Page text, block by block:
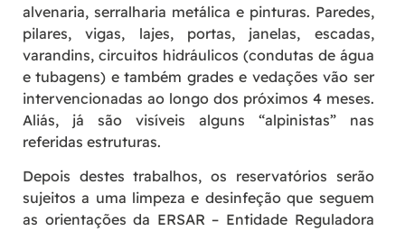
alvenaria, serralharia metálica e pinturas. Paredes,
pilares, vigas, lajes, portas, janelas, escadas,
varandins, circuitos hidráulicos (condutas de água
e tubagens) e também grades e vedações vão ser
intervencionadas ao longo dos próximos 4 meses.
Aliás, já são visíveis alguns “alpinistas” nas
referidas estruturas.
Depois destes trabalhos, os reservatórios serão
sujeitos a uma limpeza e desinfeção que seguem
as orientações da ERSAR – Entidade Reguladora